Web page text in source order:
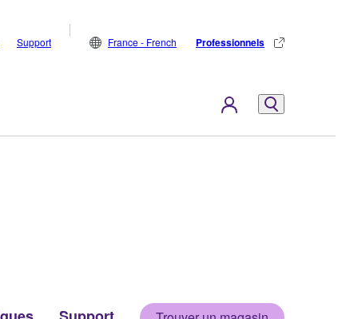
Support France - French Professionnels